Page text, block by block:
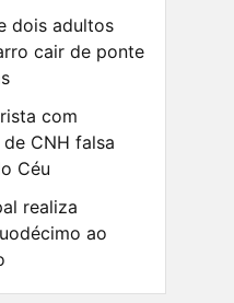
dois adultos
cair de ponte
com
CNH falsa
Céu
realiza
ao